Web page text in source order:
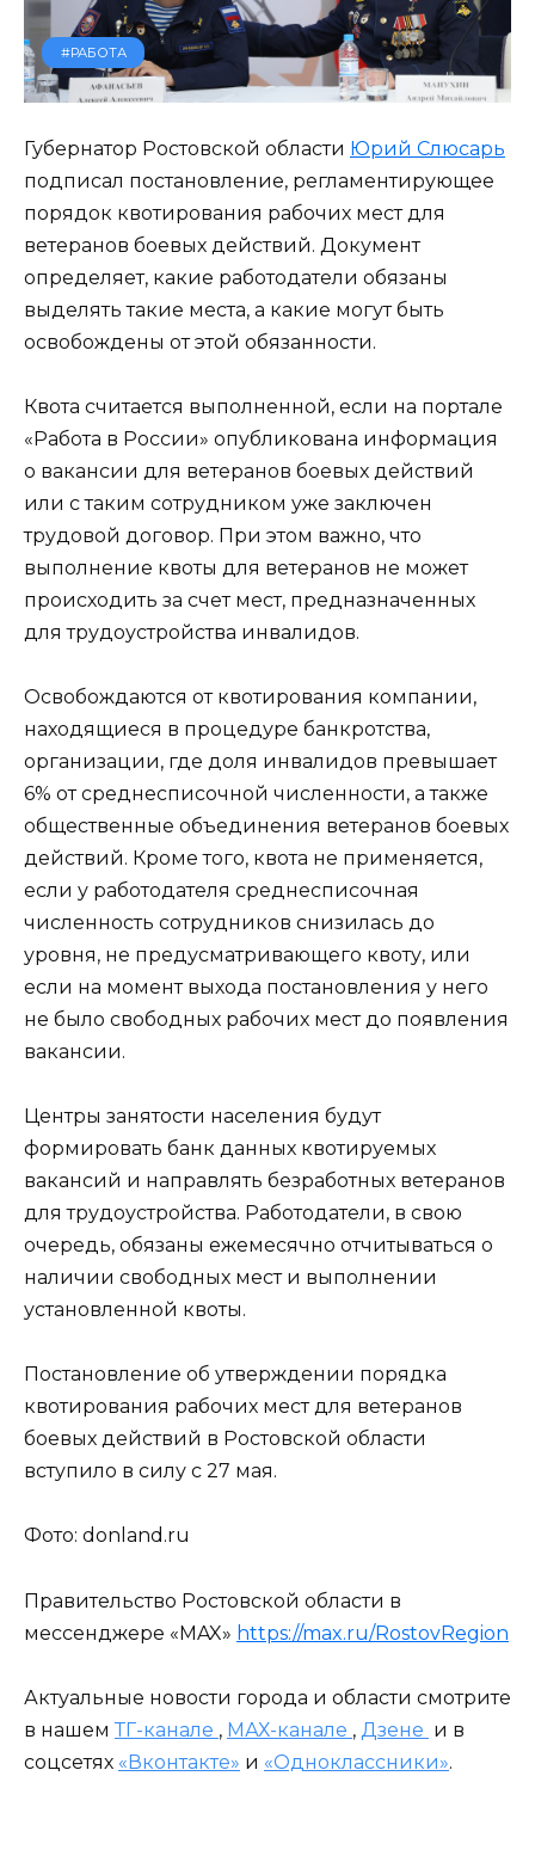
#РАБОТА
Губернатор Ростовской области Юрий Слюсарь
подписал постановление, регламентирующее
порядок квотирования рабочих мест для
ветеранов боевых действий. Документ
определяет, какие работодатели обязаны
выделять такие места, а какие могут быть
освобождены от этой обязанности.
Квота считается выполненной, если на портале
«Работа в России» опубликована информация
о вакансии для ветеранов боевых действий
или с таким сотрудником уже заключен
трудовой договор. При этом важно, что
выполнение квоты для ветеранов не может
происходить за счет мест, предназначенных
для трудоустройства инвалидов.
Освобождаются от квотирования компании,
находящиеся в процедуре банкротства,
организации, где доля инвалидов превышает
6% от среднесписочной численности, а также
общественные объединения ветеранов боевых
действий. Кроме того, квота не применяется,
если у работодателя среднесписочная
численность сотрудников снизилась до
уровня, не предусматривающего квоту, или
если на момент выхода постановления у него
не было свободных рабочих мест до появления
вакансии.
Центры занятости населения будут
формировать банк данных квотируемых
вакансий и направлять безработных ветеранов
для трудоустройства. Работодатели, в свою
очередь, обязаны ежемесячно отчитываться о
наличии свободных мест и выполнении
установленной квоты.
Постановление об утверждении порядка
квотирования рабочих мест для ветеранов
боевых действий в Ростовской области
вступило в силу с 27 мая.
Фото: donland.ru
Правительство Ростовской области в
мессенджере «MAX» https://max.ru/RostovRegion
Актуальные новости города и области смотрите
в нашем ТГ-канале , МАХ-канале , Дзене и в
соцсетях «Вконтакте» и «Одноклассники».